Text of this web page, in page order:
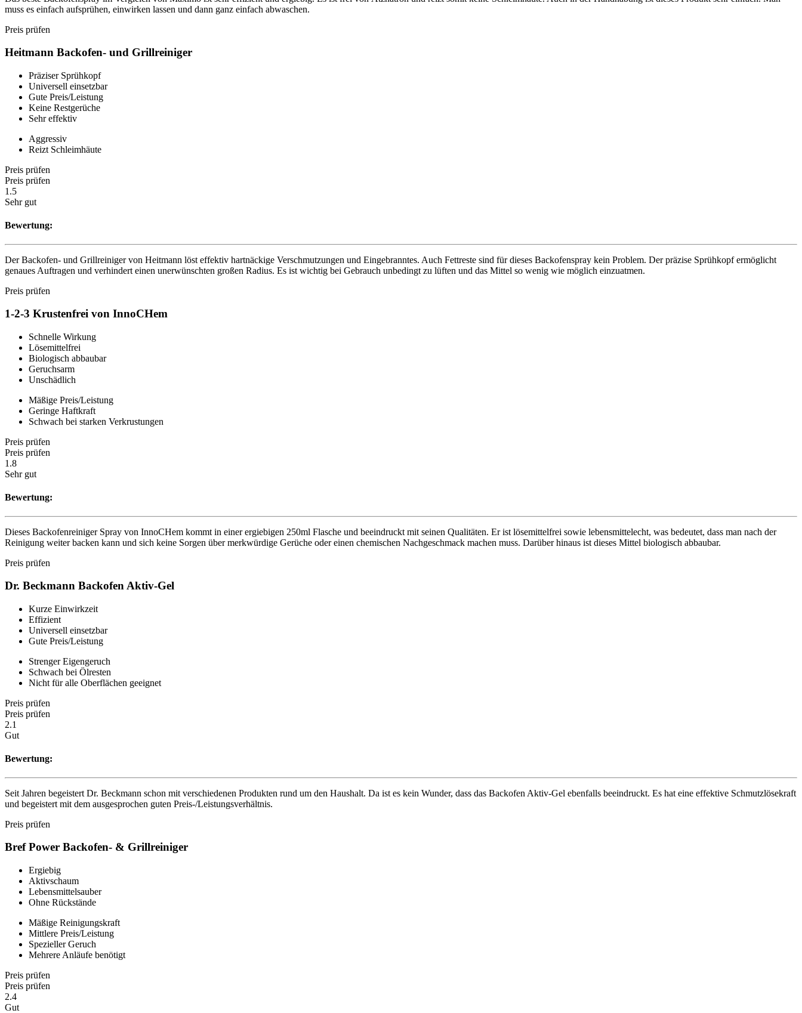
muss es einfach aufsprühen, einwirken lassen und dann ganz einfach abwaschen.
Preis prüfen
Heitmann Backofen- und Grillreiniger
Präziser Sprühkopf
Universell einsetzbar
Gute Preis/Leistung
Keine Restgerüche
Sehr effektiv
Aggressiv
Reizt Schleimhäute
Preis prüfen
Preis prüfen
1.5
Sehr gut
Bewertung:
Der Backofen- und Grillreiniger von Heitmann löst effektiv hartnäckige Verschmutzungen und Eingebranntes. Auch Fettreste sind für dieses Backofenspray kein Problem. Der präzise Sprühkopf ermöglicht
genaues Auftragen und verhindert einen unerwünschten großen Radius. Es ist wichtig bei Gebrauch unbedingt zu lüften und das Mittel so wenig wie möglich einzuatmen.
Preis prüfen
1-2-3 Krustenfrei von InnoCHem
Schnelle Wirkung
Lösemittelfrei
Biologisch abbaubar
Geruchsarm
Unschädlich
Mäßige Preis/Leistung
Geringe Haftkraft
Schwach bei starken Verkrustungen
Preis prüfen
Preis prüfen
1.8
Sehr gut
Bewertung:
Dieses Backofenreiniger Spray von InnoCHem kommt in einer ergiebigen 250ml Flasche und beeindruckt mit seinen Qualitäten. Er ist lösemittelfrei sowie lebensmittelecht, was bedeutet, dass man nach der
Reinigung weiter backen kann und sich keine Sorgen über merkwürdige Gerüche oder einen chemischen Nachgeschmack machen muss. Darüber hinaus ist dieses Mittel biologisch abbaubar.
Preis prüfen
Dr. Beckmann Backofen Aktiv-Gel
Kurze Einwirkzeit
Effizient
Universell einsetzbar
Gute Preis/Leistung
Strenger Eigengeruch
Schwach bei Ölresten
Nicht für alle Oberflächen geeignet
Preis prüfen
Preis prüfen
2.1
Gut
Bewertung:
Seit Jahren begeistert Dr. Beckmann schon mit verschiedenen Produkten rund um den Haushalt. Da ist es kein Wunder, dass das Backofen Aktiv-Gel ebenfalls beeindruckt. Es hat eine effektive Schmutzlösekraft
und begeistert mit dem ausgesprochen guten Preis-/Leistungsverhältnis.
Preis prüfen
Bref Power Backofen- & Grillreiniger
Ergiebig
Aktivschaum
Lebensmittelsauber
Ohne Rückstände
Mäßige Reinigungskraft
Mittlere Preis/Leistung
Spezieller Geruch
Mehrere Anläufe benötigt
Preis prüfen
Preis prüfen
2.4
Gut